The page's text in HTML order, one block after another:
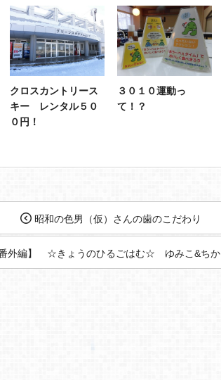
クロスカントリース
キー レンタル５０
０円！
３０１０運動っ
て！？
昭和の色男（仮）さんの歯のこだわり
番外編】 ☆きょうのひるごはむ☆ ゆみこ&ちか